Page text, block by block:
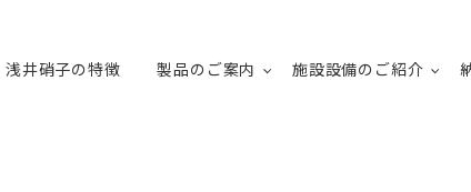
浅井硝子の特徴 製品のご案内 施設設備のご紹介